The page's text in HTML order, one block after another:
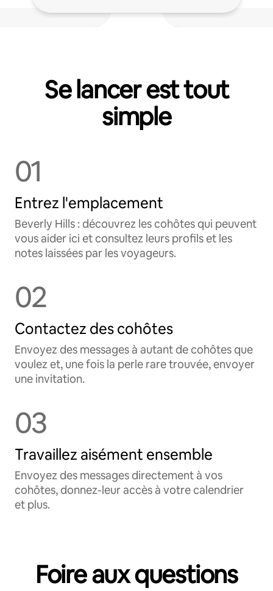
Se lancer est tout
simple
01
Entrez l'emplacement
Beverly Hills : découvrez les cohôtes qui peuvent
vous aider ici et consultez leurs profils et les
notes laissées par les voyageurs.
02
Contactez des cohôtes
Envoyez des messages à autant de cohôtes que
voulez et, une fois la perle rare trouvée, envoyer
une invitation.
03
Travaillez aisément ensemble
Envoyez des messages directement à vos
cohôtes, donnez-leur accès à votre calendrier
et plus.
Foire aux questions